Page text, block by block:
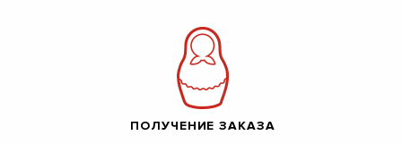
ПОЛУЧЕНИЕ ЗАКАЗА